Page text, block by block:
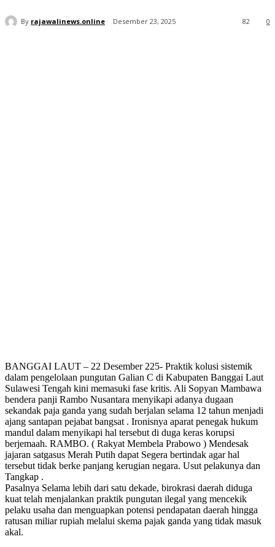
By rajawalinews.online Desember 23, 2025 0
82
BANGGAI LAUT – 22 Desember 225- Praktik kolusi sistemik
dalam pengelolaan pungutan Galian C di Kabupaten Banggai Laut
Sulawesi Tengah kini memasuki fase kritis. Ali Sopyan Mambawa
bendera panji Rambo Nusantara menyikapi adanya dugaan
sekandak paja ganda yang sudah berjalan selama 12 tahun menjadi
ajang santapan pejabat bangsat . Ironisnya aparat penegak hukum
mandul dalam menyikapi hal tersebut di duga keras korupsi
berjemaah. RAMBO. ( Rakyat Membela Prabowo ) Mendesak
jajaran satgasus Merah Putih dapat Segera bertindak agar hal
tersebut tidak berke panjang kerugian negara. Usut pelakunya dan
Tangkap .
Pasalnya Selama lebih dari satu dekade, birokrasi daerah diduga
kuat telah menjalankan praktik pungutan ilegal yang mencekik
pelaku usaha dan menguapkan potensi pendapatan daerah hingga
ratusan miliar rupiah melalui skema pajak ganda yang tidak masuk
akal.